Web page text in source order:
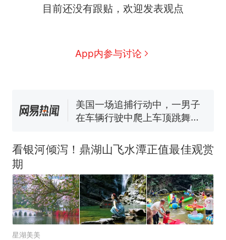
目前还没有跟贴，欢迎发表观点
App内参与讨论
争议，此前一天内数万人从摩
洛哥涌入西班牙
新 费大厨“全国小炒肉大王”称
号，仅凭视频评出？中国烹饪
140多朵
美国一场追捕行动中，一男子
在车辆行驶中爬上车顶跳舞。
官方通报
美国渔民钓获鲨鱼徒手将其拽
回大海 目击者直呼震惊 （视频
来源：参考消息）
热 西班牙飞地休达边境，摩洛
哥士兵搬起大石块投向移民引
争议，此前一天内数万人从摩
洛哥涌入西班牙
看银河倾泻！鼎湖山飞水潭正值最佳观赏
期
星湖美美